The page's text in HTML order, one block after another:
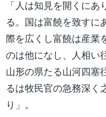
「人は知見を開くに
る。国は富饒を致すに
際を広くし富饒は産業
のは他になし、人相い
山形の県たる山河四塞
るは牧民官の急務深く
り」。